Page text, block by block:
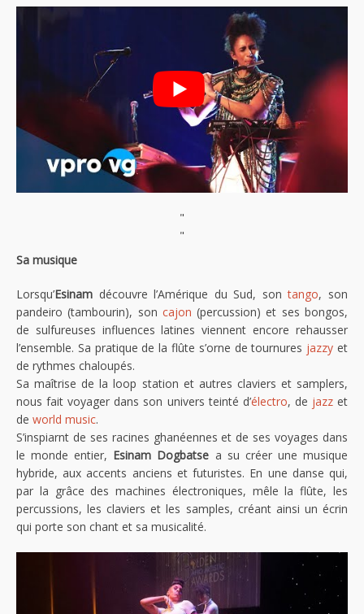
"
"
Sa musique
Lorsqu’Esinam découvre l’Amérique du Sud, sontango, son
pandeiro (tambourin), son cajon (percussion) et ses bongos,
de sulfureuses influences latines viennent encore rehausser
l’ensemble. Sa pratique de la flûte s’orne de tournures jazzy et
de rythmes chaloupés.
Sa maîtrise de la loop station et autres claviers et samplers,
nous fait voyager dans son univers teinté d’électro, de jazzet
de world music.
S’inspiarnt de ses racines ghanéennes et de ses voyages dans
le monde entier, Esinam Dogbatse a su créer une musique
hybride, aux accents anciens et futuristes. En une danse qui,
par la grâce des machines électroniques, mêle la flûte, les
percussions, les claviers et les samples, créant ainsi un écrin
qui porte son chant et sa musicalité.